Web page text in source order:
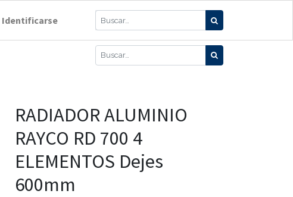
Identificarse
RADIADOR ALUMINIO
RAYCO RD 700 4
ELEMENTOS Dejes
600mm